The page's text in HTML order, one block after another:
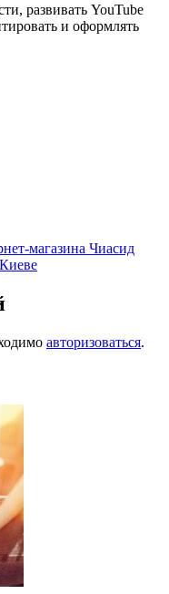
развивать YouTube
и оформлять
магазина Чиасид
авторизоваться.